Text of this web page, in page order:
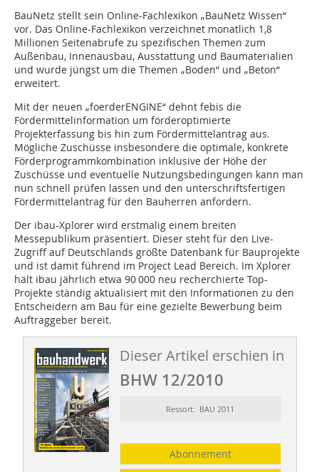
BauNetz stellt sein Online-Fachlexikon „BauNetz Wissen“
vor. Das Online-Fachlexikon verzeichnet monatlich 1,8
Millionen Seitenabrufe zu spezifischen Themen zum
Außenbau, Innenausbau, Ausstattung und Baumaterialien
und wurde jüngst um die Themen „Boden“ und „Beton“
erweitert.
Mit der neuen „foerderENGINE“ dehnt febis die
Fördermittelinformation um förderoptimierte
Projekterfassung bis hin zum Fördermittelantrag aus.
Mögliche Zuschüsse insbesondere die optimale, konkrete
Förderprogrammkombination inklusive der Höhe der
Zuschüsse und eventuelle Nutzungsbedingungen kann man
nun schnell prüfen lassen und den unterschriftsfertigen
Fördermittelantrag für den Bauherren anfordern.
Der ibau-Xplorer wird erstmalig einem breiten
Messepublikum präsentiert. Dieser steht für den Live-
Zugriff auf Deutschlands größte Datenbank für Bauprojekte
und ist damit führend im Project Lead Bereich. Im Xplorer
hält ibau jährlich etwa 90 000 neu recherchierte Top-
Projekte ständig aktualisiert mit den Informationen zu den
Entscheidern am Bau für eine gezielte Bewerbung beim
Auftraggeber bereit.
Dieser Artikel erschien in
BHW 12/2010
Ressort: BAU 2011
Abonnement